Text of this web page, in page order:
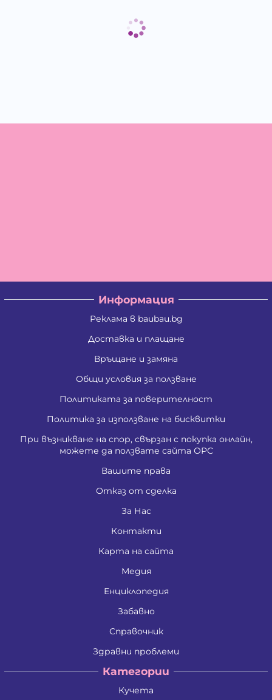
Информация
Реклама в baubau.bg
Доставка и плащане
Връщане и замяна
Общи условия за ползване
Политиката за поверителност
Политика за използване на бисквитки
При възникване на спор, свързан с покупка онлайн,
можете да ползвате сайта ОРС
Вашите права
Отказ от сделка
За Нас
Контакти
Карта на сайта
Медия
Енциклопедия
Забавно
Справочник
Здравни проблеми
Категории
Кучета